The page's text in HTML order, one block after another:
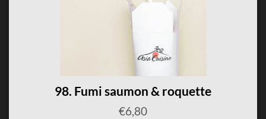
98. Fumi saumon & roquette
€6,80